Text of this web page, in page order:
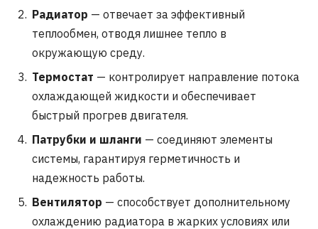
Радиатор — отвечает за эффективный
теплообмен, отводя лишнее тепло в
окружающую среду.
Термостат — контролирует направление потока
охлаждающей жидкости и обеспечивает
быстрый прогрев двигателя.
Патрубки и шланги — соединяют элементы
системы, гарантируя герметичность и
надежность работы.
Вентилятор — способствует дополнительному
охлаждению радиатора в жарких условиях или